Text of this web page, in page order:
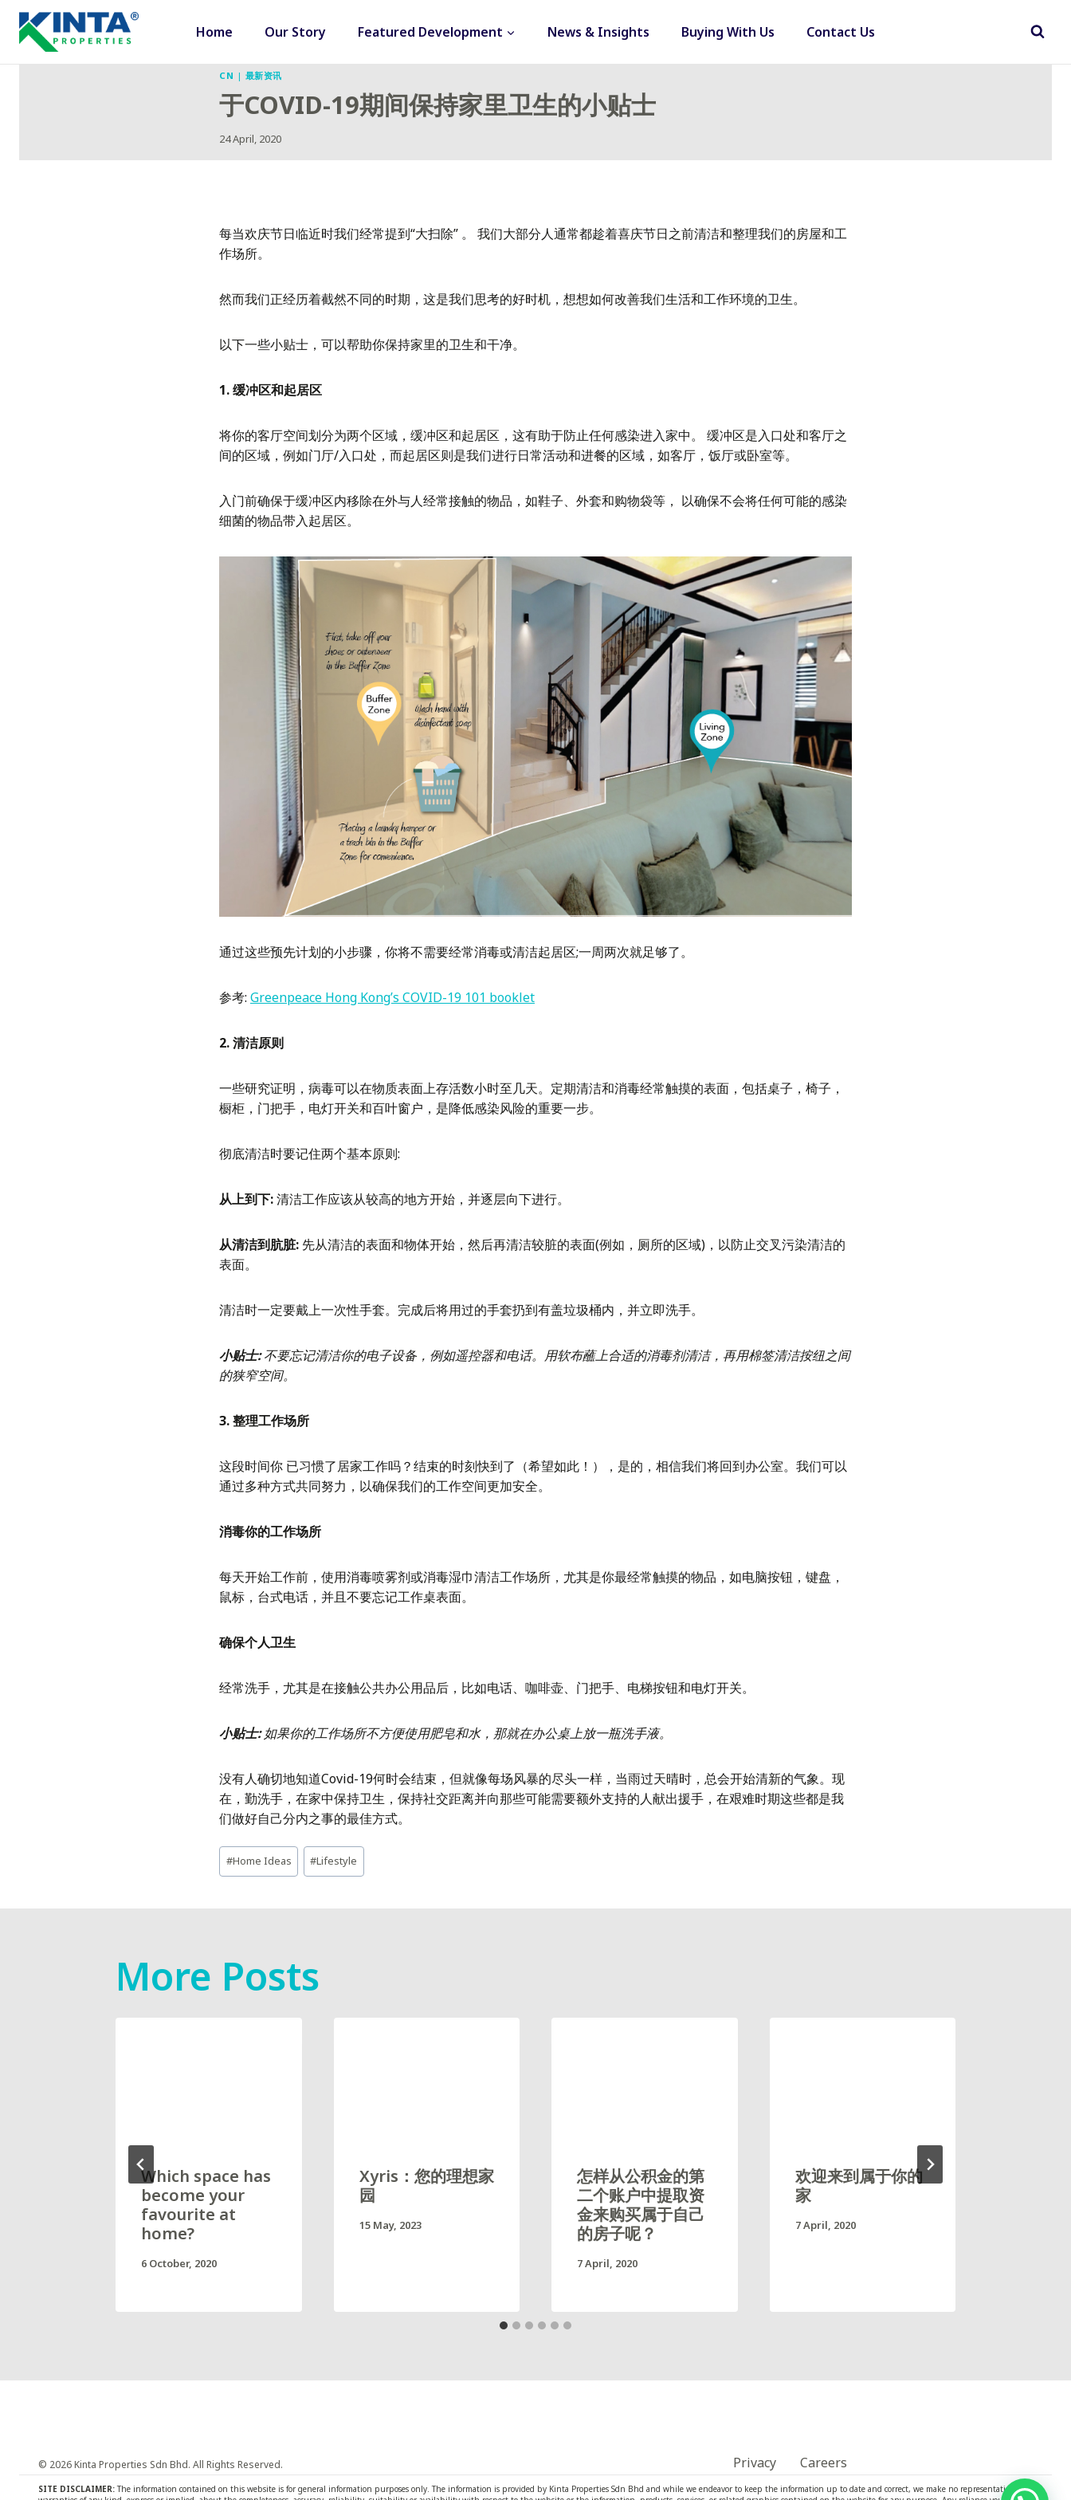
Skip
content
Home Our Story Featured Development News & Insights Buying With Us Contact Us
CN | 最新资讯
于COVID-19期间保持家里卫生的小贴士
24 April, 2020
每当欢庆节日临近时我们经常提到“大扫除” 。 我们大部分人通常都趁着喜庆节日之前清洁和整理我们的房屋和工
作场所。
然而我们正经历着截然不同的时期，这是我们思考的好时机，想想如何改善我们生活和工作环境的卫生。
以下一些小贴士，可以帮助你保持家里的卫生和干净。
1. 缓冲区和起居区
将你的客厅空间划分为两个区域，缓冲区和起居区，这有助于防止任何感染进入家中。 缓冲区是入口处和客厅之
间的区域，例如门厅/入口处，而起居区则是我们进行日常活动和进餐的区域，如客厅，饭厅或卧室等。
入门前确保于缓冲区内移除在外与人经常接触的物品，如鞋子、外套和购物袋等， 以确保不会将任何可能的感染
细菌的物品带入起居区。
通过这些预先计划的小步骤，你将不需要经常消毒或清洁起居区;一周两次就足够了。
参考: Greenpeace Hong Kong’s COVID-19 101 booklet
2. 清洁原则
一些研究证明，病毒可以在物质表面上存活数小时至几天。定期清洁和消毒经常触摸的表面，包括桌子，椅子，
橱柜，门把手，电灯开关和百叶窗户，是降低感染风险的重要一步。
彻底清洁时要记住两个基本原则:
从上到下:清洁工作应该从较高的地方开始，并逐层向下进行。
从清洁到肮脏: 先从清洁的表面和物体开始，然后再清洁较脏的表面(例如，厕所的区域)，以防止交叉污染清洁的
表面。
清洁时一定要戴上一次性手套。完成后将用过的手套扔到有盖垃圾桶内，并立即洗手。
小贴士:不要忘记清洁你的电子设备，例如遥控器和电话。用软布蘸上合适的消毒剂清洁，再用棉签清洁按纽之间
的狭窄空间。
3. 整理工作场所
这段时间你 已习惯了居家工作吗？结束的时刻快到了（希望如此！），是的，相信我们将回到办公室。我们可以
通过多种方式共同努力，以确保我们的工作空间更加安全。
消毒你的工作场所
每天开始工作前，使用消毒喷雾剂或消毒湿巾清洁工作场所，尤其是你最经常触摸的物品，如电脑按钮，键盘，
鼠标，台式电话，并且不要忘记工作桌表面。
确保个人卫生
经常洗手，尤其是在接触公共办公用品后，比如电话、咖啡壶、门把手、电梯按钮和电灯开关。
小贴士:如果你的工作场所不方便使用肥皂和水，那就在办公桌上放一瓶洗手液。
没有人确切地知道Covid-19何时会结束，但就像每场风暴的尽头一样，当雨过天晴时，总会开始清新的气象。现
在，勤洗手，在家中保持卫生，保持社交距离并向那些可能需要额外支持的人献出援手，在艰难时期这些都是我
们做好自己分内之事的最佳方式。
Post
Tags:
#Home Ideas #Lifestyle
More Posts
Which space has
become your
favourite at
home?
6 October, 2020
Xyris：您的理想家
园
15 May, 2023
怎样从公积金的第
二个账户中提取资
金来购买属于自己
的房子呢？
7 April, 2020
欢迎来到属于你的
家
7 April, 2020
© 2026 Kinta Properties Sdn Bhd. All Rights Reserved. Privacy Careers
SITE DISCLAIMER:The information contained on this website is for general information purposes only. The information is provided by Kinta Properties Sdn Bhd and while we endeavor to keep the information up to date and correct, we make no representations or